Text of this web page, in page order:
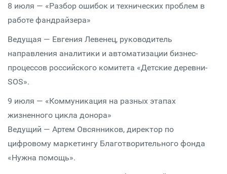
8 июля — «Разбор ошибок и технических проблем в
работе фандрайзера»
Ведущая — Евгения Левенец, руководитель
направления аналитики и автоматизации бизнес-
процессов российского комитета «Детские деревни-
SOS».
9 июля — «Коммуникация на разных этапах
жизненного цикла донора»
Ведущий — Артем Овсянников, директор по
цифровому маркетингу Благотворительного фонда
«Нужна помощь».